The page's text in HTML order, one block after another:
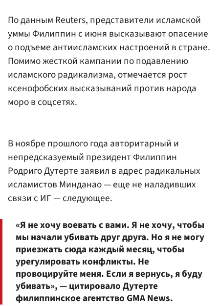
По данным Reuters, представители исламской
уммы Филиппин с июня высказывают опасение
о подъеме антиисламских настроений в стране.
Помимо жесткой кампании по подавлению
исламского радикализма, отмечается рост
ксенофобских высказываний против народа
моро в соцсетях.
В ноябре прошлого года авторитарный и
непредсказуемый президент Филиппин
Родриго Дутерте заявил в адрес радикальных
исламистов Минданао — еще не наладивших
связи с ИГ — следующее.
«Я не хочу воевать с вами. Я не хочу, чтобы
мы начали убивать друг друга. Но я не могу
приезжать сюда каждый месяц, чтобы
урегулировать конфликты. Не
провоцируйте меня. Если я вернусь, я буду
убивать», — цитировало Дутерте
филиппинское агентство GMA News.